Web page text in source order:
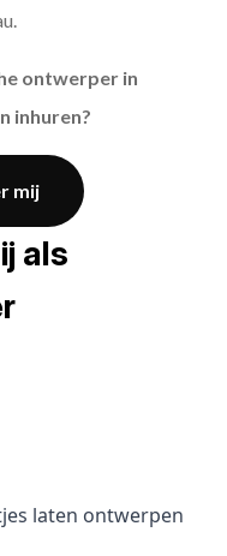
ontwerper in
inhuren?
mij
als
laten ontwerpen